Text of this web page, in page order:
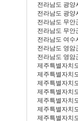
전라남도 광양
전라남도 광양
전라남도 무안
전라남도 무안
전라남도 여수
전라남도 영암
전라남도 영암
제주특별자치
제주특별자치
제주특별자치
제주특별자치
제주특별자치
제주특별자치
제주특별자치